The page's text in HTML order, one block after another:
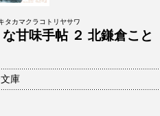
タカマクラコトリヤサワ
甘味手帖 ２ 北鎌倉こと
庫